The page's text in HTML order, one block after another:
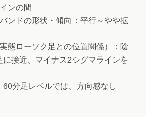
ンの間
ンドの形状・傾向：平行～やや拡
態ローソク足との位置関係）：陰
接近、マイナス2シグマラインを
60分足レベルでは、方向感なし